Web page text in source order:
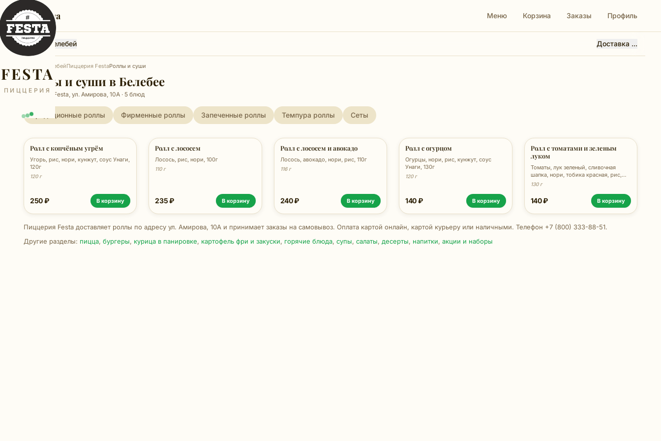
FESTA
ПИЦЦЕРИЯ
Феста Меню Корзина Заказы Профиль
Феста, Белебей Доставка ...
БелебейПиццерия FestaРоллы и суши
Роллы и суши в Белебее
Пиццерия Festa, ул. Амирова, 10А · 5 блюд
Традиционные роллы Фирменные роллы Запеченные роллы Темпура роллы Сеты
Ролл с копчёным угрём
Угорь, рис, нори, кунжут, соус Унаги,
120г
120 г
250 ₽ В корзину
Ролл с лососем
Лосось, рис, нори, 100г
110 г
235 ₽ В корзину
Ролл с лососем и авокадо
Лосось, авокадо, нори, рис, 110г
116 г
240 ₽ В корзину
Ролл с огурцом
Огурцы, нори, рис, кунжут, соус
Унаги, 130г
120 г
140 ₽ В корзину
Ролл с томатами и зеленым
луком
Томаты, лук зеленый, сливочная
шапка, нори, тобика красная, рис,
130г
130 г
140 ₽ В корзину
Пиццерия Festa доставляет роллы по адресу ул. Амирова, 10А и принимает заказы на самовывоз. Оплата картой онлайн, картой курьеру или наличными. Телефон +7 (800) 333-88-51.
Другие разделы: пицца, бургеры, курица в панировке, картофель фри и закуски, горячие блюда, супы, салаты, десерты, напитки, акции и наборы